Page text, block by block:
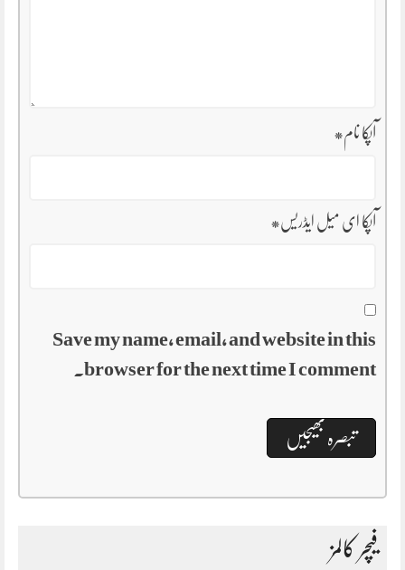
آپکا نام*
آپکا ای میل ایڈریس*
Save my name, email, and website in this
browser for the next time I comment.
فیچر کالمز